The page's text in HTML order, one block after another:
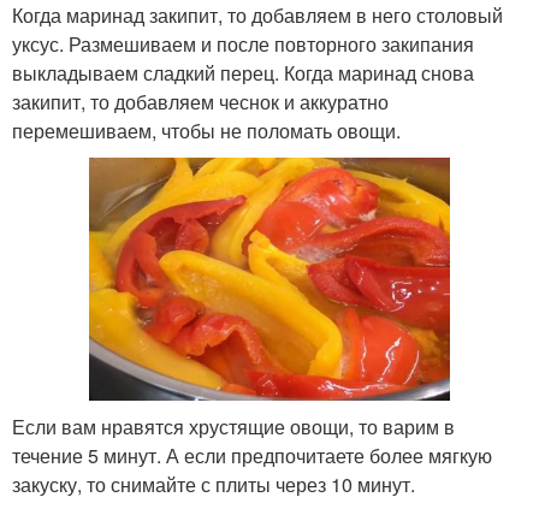
Когда маринад закипит, то добавляем в него столовый
уксус. Размешиваем и после повторного закипания
выкладываем сладкий перец. Когда маринад снова
закипит, то добавляем чеснок и аккуратно
перемешиваем, чтобы не поломать овощи.
Если вам нравятся хрустящие овощи, то варим в
течение 5 минут. А если предпочитаете более мягкую
закуску, то снимайте с плиты через 10 минут.